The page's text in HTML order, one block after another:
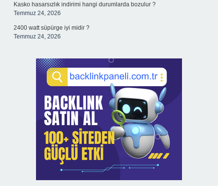
Kasko hasarsızlık indirimi hangi durumlarda bozulur ?
Temmuz 24, 2026
2400 watt süpürge iyi midir ?
Temmuz 24, 2026